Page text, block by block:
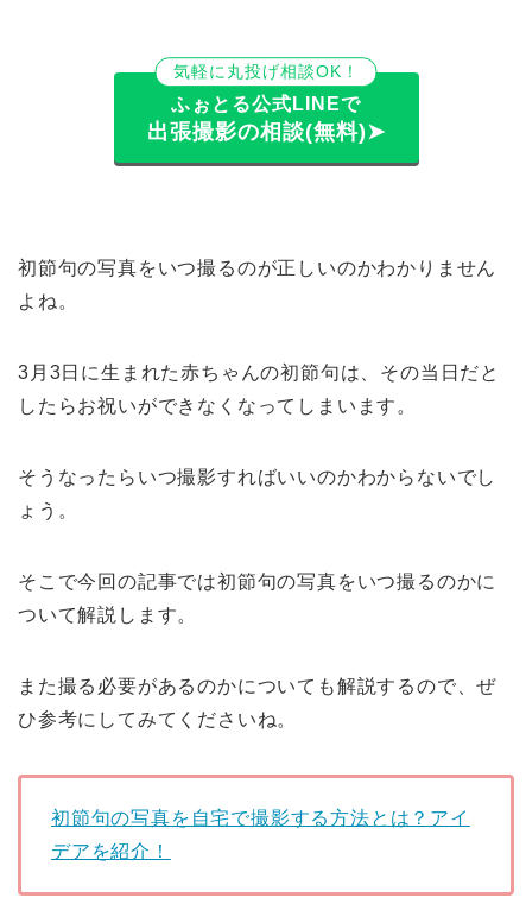
気軽に丸投げ相談OK！
ふぉとる公式LINEで
出張撮影の相談(無料)➤
初節句の写真をいつ撮るのが正しいのかわかりません
よね。
3月3日に生まれた赤ちゃんの初節句は、その当日だと
したらお祝いができなくなってしまいます。
そうなったらいつ撮影すればいいのかわからないでし
ょう。
そこで今回の記事では初節句の写真をいつ撮るのかに
ついて解説します。
また撮る必要があるのかについても解説するので、ぜ
ひ参考にしてみてくださいね。
初節句の写真を自宅で撮影する方法とは？アイ
デアを紹介！